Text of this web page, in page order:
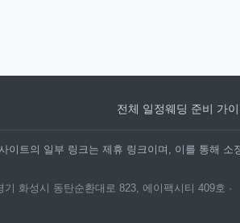
전체 일정웨딩 준비 가이
트의 일부 링크는 제휴 링크이며, 이를 통해 소
화성시 동탄순환대로 823, 에이팩시티 409호 ·